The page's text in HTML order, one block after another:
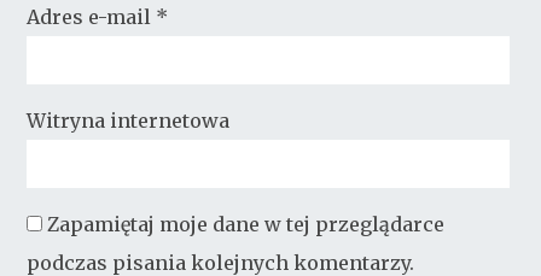
Adres e-mail *
Witryna internetowa
Zapamiętaj moje dane w tej przeglądarce
podczas pisania kolejnych komentarzy.